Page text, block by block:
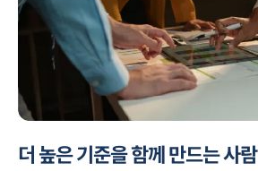
더 높은 기준을 함께 만드는 사람